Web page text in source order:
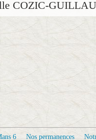
COZIC-
6 Nos permanences